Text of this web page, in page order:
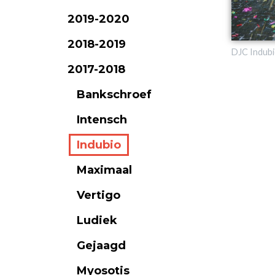
2019-2020
2018-2019
2017-2018
Bankschroef
Intensch
Indubio
Maximaal
Vertigo
Ludiek
Gejaagd
Myosotis
DJC